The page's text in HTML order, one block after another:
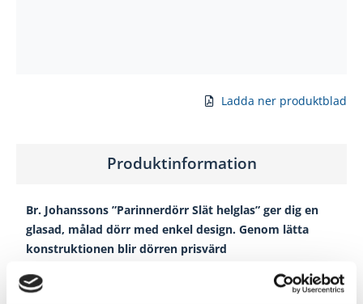
Ladda ner produktblad
Produktinformation
Br. Johanssons ”Parinnerdörr Slät helglas” ger dig en
glasad, målad dörr med enkel design. Genom lätta
konstruktionen blir dörren prisvärd
Färg:
Vitmålad NCS S0502-Y